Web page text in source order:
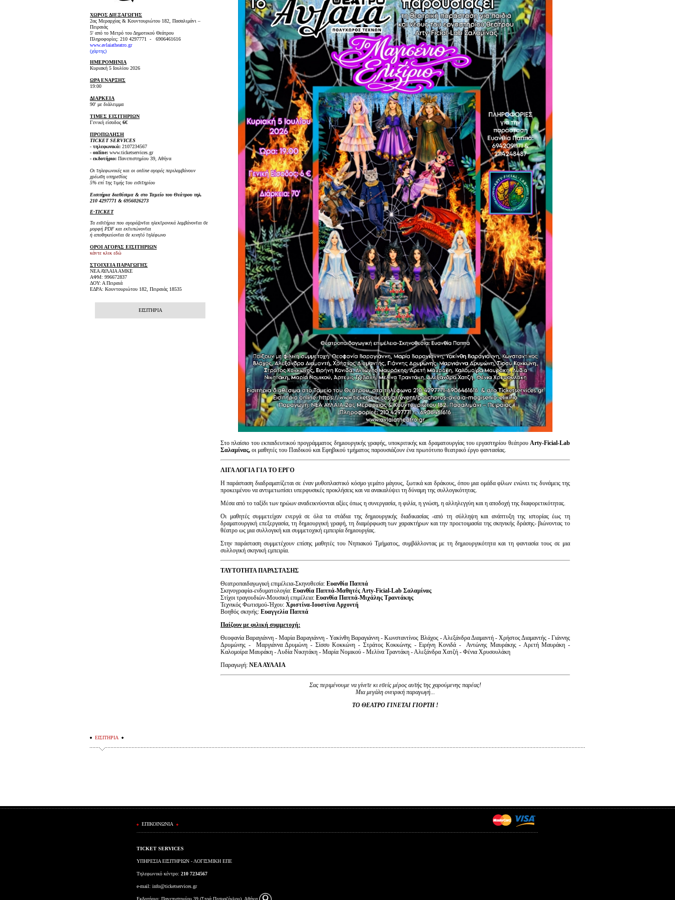
Είσοδος διαχειριστή
Στο πλαίσιο του εκπαιδευτικού προγράμματος δημιουργικής γραφής, υποκριτικής και δραματουργίας του εργαστηρίου θεάτρου Arty-Ficial-Lab
Σαλαμίνας, οι μαθητές του Παιδικού και Εφηβικού τμήματος παρουσιάζουν ένα πρωτότυπο θεατρικό έργο φαντασίας.
ΛΙΓΑ ΛΟΓΙΑ ΓΙΑ ΤΟ ΕΡΓΟ
Η παράσταση διαδραματίζεται σε έναν μυθοπλαστικό κόσμο γεμάτο μάγους, ξωτικά και δράκους, όπου μια ομάδα φίλων ενώνει τις δυνάμεις της
προκειμένου να αντιμετωπίσει υπερφυσικές προκλήσεις και να ανακαλύψει τη δύναμη της συλλογικότητας.
Μέσα από το ταξίδι των ηρώων αναδεικνύονται αξίες όπως η συνεργασία, η φιλία, η γνώση, η αλληλεγγύη και η αποδοχή της διαφορετικότητας.
Οι μαθητές συμμετείχαν ενεργά σε όλα τα στάδια της δημιουργικής διαδικασίας -από τη σύλληψη και ανάπτυξη της ιστορίας έως τη
δραματουργική επεξεργασία, τη δημιουργική γραφή, τη διαμόρφωση των χαρακτήρων και την προετοιμασία της σκηνικής δράσης- βιώνοντας το
θέατρο ως μια συλλογική και συμμετοχική εμπειρία δημιουργίας.
Στην παράσταση συμμετέχουν επίσης μαθητές του Νηπιακού Τμήματος, συμβάλλοντας με τη δημιουργικότητα και τη φαντασία τους σε μια
συλλογική σκηνική εμπειρία.
ΤΑΥΤΟΤΗΤΑ ΠΑΡΑΣΤΑΣΗΣ
Θεατροπαιδαγωγική επιμέλεια-Σκηνοθεσία: Ευανθία Παππά
Σκηνογραφία-ενδυματολογία: Ευανθία Παππά-Μαθητές Arty-Ficial-Lab Σαλαμίνας
Στίχοι τραγουδιών-Μουσική επιμέλεια: Ευανθία Παππά-Μιχάλης Τραντάκης
Τεχνικός Φωτισμού-Ήχου: Χριστίνα-Ιουστίνα Αρχοντή
Βοηθός σκηνής: Ευαγγελία Παππά
Παίζουν με φιλική συμμετοχή:
Θεοφανία Βαραγιάννη - Μαρία Βαραγιάννη - Υακίνθη Βαραγιάννη - Κωνσταντίνος Βλάχος - Αλεξάνδρα Διαμαντή - Χρήστος Διαμαντής - Γιάννης
Δρυμώνης - Μαργιάννα Δρυμώνη - Σίσσυ Κοκκώνη - Στράτος Κοκκώνης - Ειρήνη Κονιδά - Αντώνης Μαυράκης - Αρετή Μαυράκη -
Καλομοίρα Μαυράκη - Λυδία Νικητάκη - Μαρία Νομικού - Μελίνα Τραντάκη - Αλεξάνδρα Χατζή - Φένια Χρυσουλάκη
Παραγωγή: ΝΕΑ ΑΥΛΑΙΑ
Σας περιμένουμε να γίνετε κι εσείς μέρος αυτής της χαρούμενης παρέας!
Μια μεγάλη ονειρική παραγωγή...
ΤΟ ΘΕΑΤΡΟ ΓΙΝΕΤΑΙ ΓΙΟΡΤΗ !
ΧΩΡΟΣ ΔΙΕΞΑΓΩΓΗΣ
2ας Μεραρχίας & Κουντουριώτου 182, Πασαλιμάνι –
Πειραιάς
5' από το Μετρό του Δημοτικού Θεάτρου
Πληροφορίες: 210 4297771 - 6906461616
www.avlaiatheatro.gr
(χάρτης)
ΗΜΕΡΟΜΗΝΙΑ
Κυριακή 5 Ιουλίου 2026
ΩΡΑ ΕΝΑΡΞΗΣ
19:00
ΔΙΑΡΚΕΙΑ
90' με διάλειμμα
ΤΙΜΕΣ ΕΙΣΙΤΗΡΙΩΝ
Γενική είσοδος 6€
ΠΡΟΠΩΛΗΣΗ
TICKET SERVICES
- τηλεφωνικά: 2107234567
- online: www.ticketservices.gr
- εκδοτήριο: Πανεπιστημίου 39, Αθήνα
Οι τηλεφωνικές και οι online αγορές περιλαμβάνουν
χρέωση υπηρεσίας
5% επί της τιμής του εισιτηρίου
Εισιτήρια διαθέσιμα & στο Ταμείο του Θεάτρου τηλ.
210 4297771 & 6956026273
E-TICKET
Τα εισιτήρια που αγοράζονται ηλεκτρονικά λαμβάνονται σε
μορφή PDF και εκτυπώνονται
ή αποθηκεύονται σε κινητό τηλέφωνο
ΟΡΟΙ ΑΓΟΡΑΣ ΕΙΣΙΤΗΡΙΩΝ
κάντε κλικ εδώ
ΣΤΟΙΧΕΙΑ ΠΑΡΑΓΩΓΗΣ
ΝΕΑ ΑΥΛΑΙΑ ΑΜΚΕ
ΑΦΜ: 996672837
ΔΟΥ: Α Πειραιά
ΕΔΡΑ: Κουντουριώτου 182, Πειραιάς 18535
ΕΙΣΙΤΗΡΙΑ
ΕΙΣΙΤΗΡΙΑ
ΕΠΙΚΟΙΝΩΝΙΑ
TICKET SERVICES
ΥΠΗΡΕΣΙΑ ΕΙΣΙΤΗΡΙΩΝ - ΛΟΓΙΣΜΙΚΗ ΕΠΕ
Τηλεφωνικό κέντρο: 210 7234567
e-mail: info@ticketservices.gr
Εκδοτήριο: Πανεπιστημίου 39 (Στοά Πεσμαζόγλου), Αθήνα